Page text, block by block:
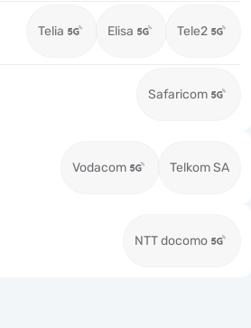
Telia Elisa Tele2
Safaricom
Vodacom Telkom SA
NTT docomo